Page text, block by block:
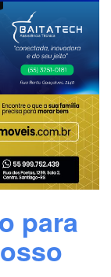
para